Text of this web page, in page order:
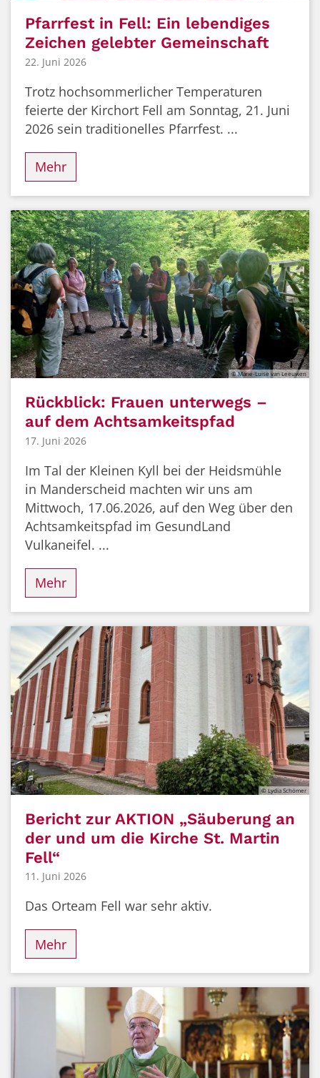
Pfarrfest in Fell: Ein lebendiges
Zeichen gelebter Gemeinschaft
22. Juni 2026
Trotz hochsommerlicher Temperaturen
feierte der Kirchort Fell am Sonntag, 21. Juni
2026 sein traditionelles Pfarrfest. ...
Mehr
© Marie-Luise van Leeuwen
Rückblick: Frauen unterwegs –
auf dem Achtsamkeitspfad
17. Juni 2026
Im Tal der Kleinen Kyll bei der Heidsmühle
in Manderscheid machten wir uns am
Mittwoch, 17.06.2026, auf den Weg über den
Achtsamkeitspfad im GesundLand
Vulkaneifel. ...
Mehr
© Lydia Schömer
Bericht zur AKTION „Säuberung an
der und um die Kirche St. Martin
Fell“
11. Juni 2026
Das Orteam Fell war sehr aktiv.
Mehr